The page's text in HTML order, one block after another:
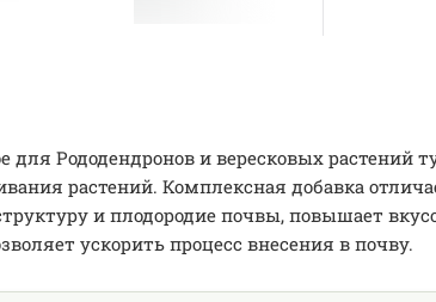
для Рододендронов и вересковых
растений. Комплексная добавка
и плодородие почвы, повышает
ускорить процесс внесения в почву.